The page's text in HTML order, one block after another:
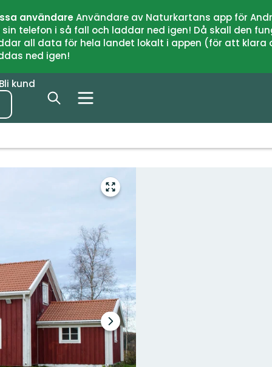
användareAnvändare av Naturkartans app för
telefon i så fall och laddar ned igen! Då skall den
all data för hela landet lokalt i appen (för att
ned igen!
Bli kund
Gå
till
Nästa
bildspel